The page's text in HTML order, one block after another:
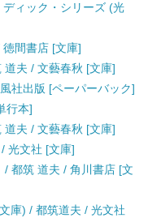
ィック・シリーズ (光
間書店 [文庫]
道夫 / 文藝春秋 [文庫]
社出版 [ペーパーバック]
行本]
道夫 / 文藝春秋 [文庫]
光文社 [文庫]
都筑 道夫 / 角川書店 [文
庫) / 都筑道夫 / 光文社